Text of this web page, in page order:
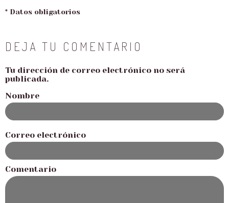
* Datos obligatorios
DEJA TU COMENTARIO
Tu dirección de correo electrónico no será
publicada.
Nombre
Correo electrónico
Comentario